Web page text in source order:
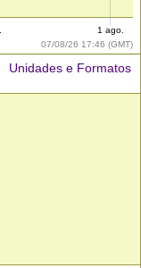
07/08/26 17:46 (GMT)
1 ago.
Unidades e Formatos